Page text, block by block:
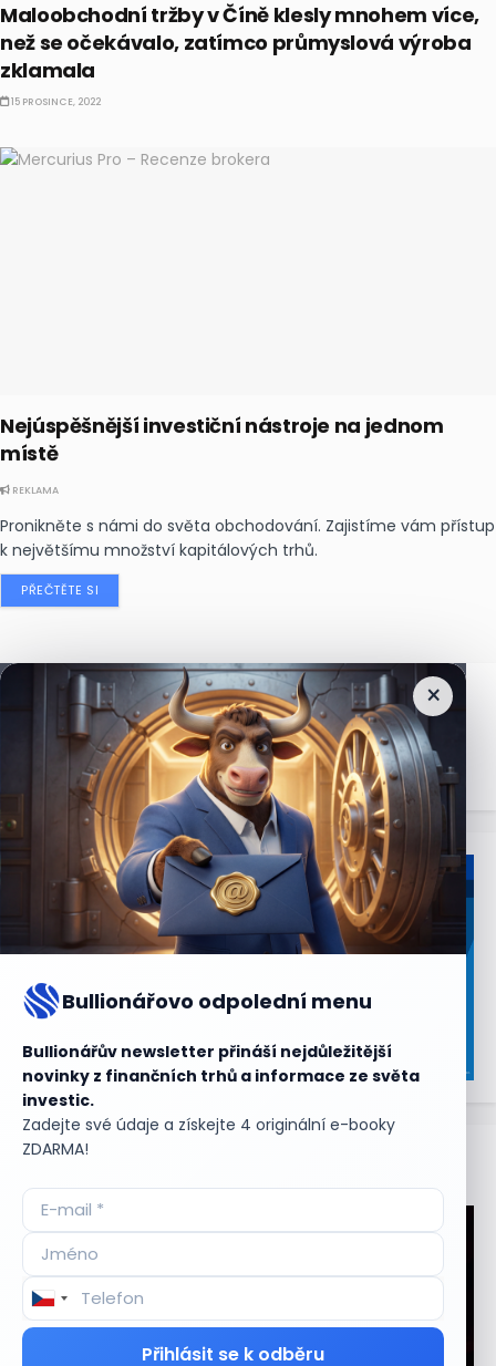
Maloobchodní tržby v Číně klesly mnohem více,
než se očekávalo, zatímco průmyslová výroba
zklamala
15 PROSINCE, 2022
Nejúspěšnější investiční nástroje na jednom
místě
REKLAMA
Pronikněte s námi do světa obchodování. Zajistíme vám přístup
k největšímu množství kapitálových trhů.
PŘEČTĚTE SI
×
Bullionářovo odpolední menu
Bullionářův newsletter přináší nejdůležitější
novinky z finančních trhů a informace ze světa
investic.
Zadejte své údaje a získejte 4 originální e-booky
ZDARMA!
Přihlásit se k odběru
Nejčtenějšízprávy
Aktuální